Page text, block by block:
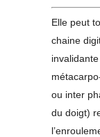
Elle peut
chaine
invalidante
ou inter
du doigt)